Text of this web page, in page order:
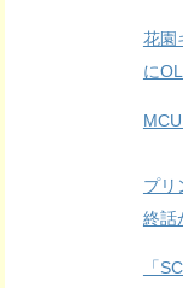
花園
に
プリ
終話
「